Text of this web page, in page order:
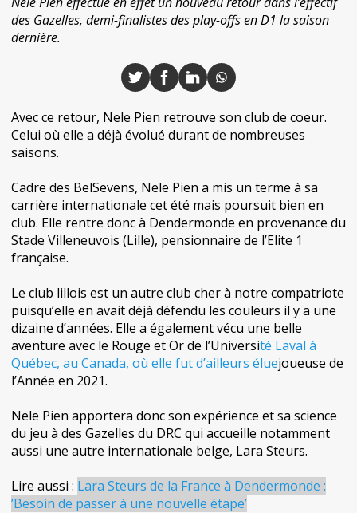
des Gazelles, demi-finalistes des play-offs en D1 la saison
dernière.
Avec ce retour, Nele Pien retrouve son club de coeur.
Celui où elle a déjà évolué durant de nombreuses
saisons.
Cadre des BelSevens, Nele Pien a mis un terme à sa
carrière internationale cet été mais poursuit bien en
club. Elle rentre donc à Dendermonde en provenance du
Stade Villeneuvois (Lille), pensionnaire de l’Elite 1
française.
Le club lillois est un autre club cher à notre compatriote
puisqu’elle en avait déjà défendu les couleurs il y a une
dizaine d’années. Elle a également vécu une belle
aventure avec le Rouge et Or de l’Université Laval à
Québec, au Canada, où elle fut d’ailleurs éluejoueuse de
l’Année en 2021.
Nele Pien apportera donc son expérience et sa science
du jeu à des Gazelles du DRC qui accueille notamment
aussi une autre internationale belge, Lara Steurs.
Lire aussi : Lara Steurs de la France à Dendermonde :
’Besoin de passer à une nouvelle étape’